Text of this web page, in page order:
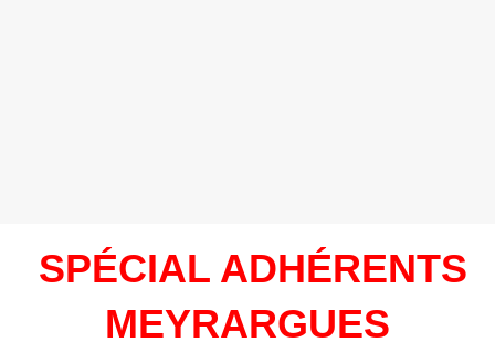
SPÉCIAL ADHÉRENTS
MEYRARGUES